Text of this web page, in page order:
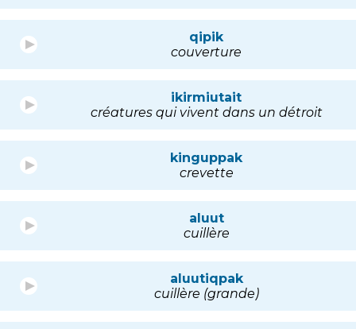
qipik
couverture
ikirmiutait
créatures qui vivent dans un détroit
kinguppak
crevette
aluut
cuillère
aluutiqpak
cuillère (grande)